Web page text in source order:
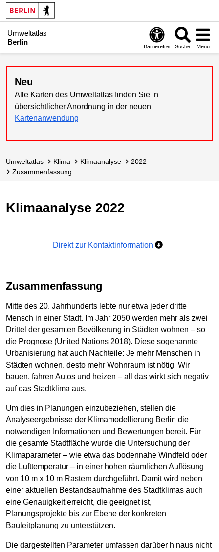
Umweltatlas
Berlin
Barrierefrei Suche Menü
Neu
Alle Karten des Umweltatlas finden Sie in
übersichtlicher Anordnung in der neuen
Kartenanwendung
Umweltatlas Klima Klimaanalyse
2022
Zusammenfassung
Klimaanalyse 2022
Direkt zur Kontaktinformation
Zusammenfassung
Mitte des 20. Jahrhunderts lebte nur etwa jeder dritte
Mensch in einer Stadt. Im Jahr 2050 werden mehr als zwei
Drittel der gesamten Bevölkerung in Städten wohnen – so
die Prognose (United Nations 2018). Diese sogenannte
Urbanisierung hat auch Nachteile: Je mehr Menschen in
Städten wohnen, desto mehr Wohnraum ist nötig. Wir
bauen, fahren Autos und heizen – all das wirkt sich negativ
auf das Stadtklima aus.
Um dies in Planungen einzubeziehen, stellen die
Analyseergebnisse der Klimamodellierung Berlin die
notwendigen Informationen und Bewertungen bereit. Für
die gesamte Stadtfläche wurde die Untersuchung der
Klimaparameter – wie etwa das bodennahe Windfeld oder
die Lufttemperatur – in einer hohen räumlichen Auflösung
von 10 m x 10 m Rastern durchgeführt. Damit wird neben
einer aktuellen Bestandsaufnahme des Stadtklimas auch
eine Genauigkeit erreicht, die geeignet ist,
Planungsprojekte bis zur Ebene der konkreten
Bauleitplanung zu unterstützen.
Die dargestellten Parameter umfassen darüber hinaus nicht